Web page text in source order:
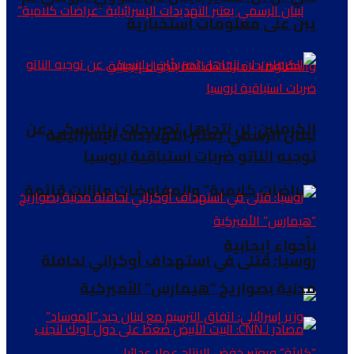
لبنان الرسمي يعتبر التهديدات الإسرائيلية
“عراضات كلامية” والمفاوضات مازالت قائمة
بأجواء إيجابية
يبن على معلومات استخبارية
الكرملين: لن نتجاهل تصريحات زيلينسكي عن
توجيه الناتو ضربات استباقية لروسيا
روسيا: قتلى في استهداف أوكراني لحافلة
مدنية بصواريخ “هيمارس” الأميركية